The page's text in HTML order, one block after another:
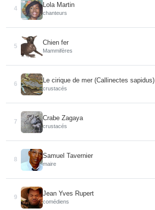
4
Lola Martin
chanteurs
5
Chien fer
Mammifères
6
Le cirique de mer (Callinectes sapidus)
crustacés
7
Crabe Zagaya
crustacés
8
Samuel Tavernier
maire
9
Jean Yves Rupert
comédiens